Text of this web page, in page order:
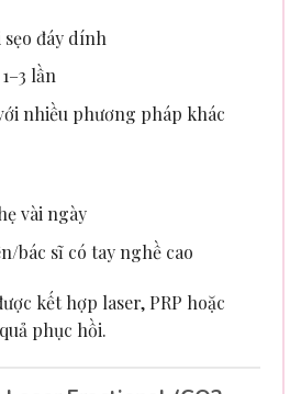
sẹo đáy dính
lần
nhiều phương pháp khác
vài ngày
bác sĩ có tay nghề cao
kết hợp laser, PRP hoặc
phục hồi.